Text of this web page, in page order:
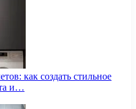
как создать стильное
и…